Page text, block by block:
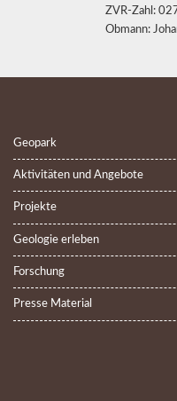
ZVR-Zahl:
Obmann:
Geopark
Aktivitäten und Angebote
Projekte
Geologie erleben
Forschung
Presse Material